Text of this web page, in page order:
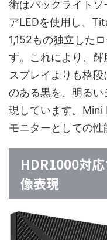
術はバックライトソ
アLEDを使用し、
1,152もの独立した
す。これにより、
スプレイよりも格
のある黒を、明る
現しています。Mini
モニターとしての性
HDR1000対
像表現